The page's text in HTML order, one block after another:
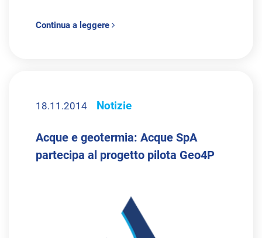
Continua a leggere
18.11.2014 Notizie
Acque e geotermia: Acque SpA
partecipa al progetto pilota Geo4P